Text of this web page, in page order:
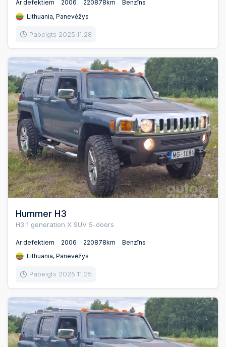
Ar defektiem 2006 220878km
Benzīns
Lithuania, Panevėžys
Pabeigts 2025.11.28
Hummer H3
H3 1 generation X SUV 5-doors
Ar defektiem 2006 220878km
Benzīns
Lithuania, Panevėžys
Pabeigts 2025.11.25